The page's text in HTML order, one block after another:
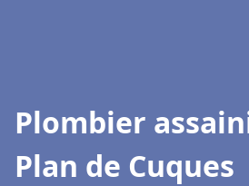
Plombier
Plan de Cuques